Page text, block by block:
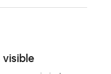
visible